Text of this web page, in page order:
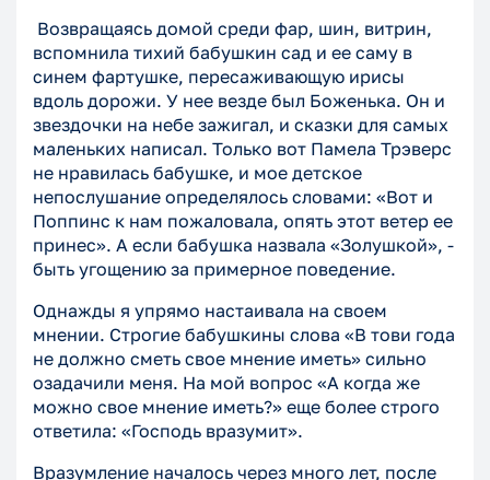
Возвращаясь домой среди фар, шин, витрин,
вспомнила тихий бабушкин сад и ее саму в
синем фартушке, пересаживающую ирисы
вдоль дорожи. У нее везде был Боженька. Он и
звездочки на небе зажигал, и сказки для самых
маленьких написал. Только вот Памела Трэверс
не нравилась бабушке, и мое детское
непослушание определялось словами: «Вот и
Поппинс к нам пожаловала, опять этот ветер ее
принес». А если бабушка назвала «Золушкой», -
быть угощению за примерное поведение.
Однажды я упрямо настаивала на своем
мнении. Строгие бабушкины слова «В тови года
не должно сметь свое мнение иметь» сильно
озадачили меня. На мой вопрос «А когда же
можно свое мнение иметь?» еще более строго
ответила: «Господь вразумит».
Вразумление началось через много лет, после